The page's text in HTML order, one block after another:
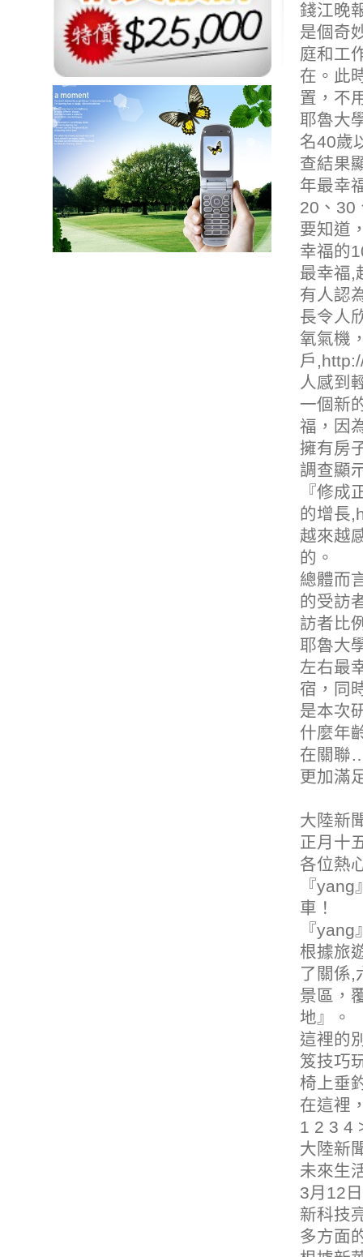
錢江晚
是個奇
庭和工
在。此
置，不
耶魯大
名40歲
查結果
年最幸
20、30
要知道
幸福的
最幸福,
有人認
長令人
氧氣機
戶,
人感到
一個新
福，因
擁有房
調查顯
『修成
的增長,
越來越
的。
總體而
的受訪
訪者比
耶魯大
左右最
宿 ，同
是本次
什麼年
在關聯
更加滿
大陸新
正月十
各位熱
『
車 ！
『
根據旅
了關係,
景區，
地』。
這裡的
笈技巧
椅上垂
在這裡
1 2 3 4
大陸新
未來生
3月12
新科技
多方面